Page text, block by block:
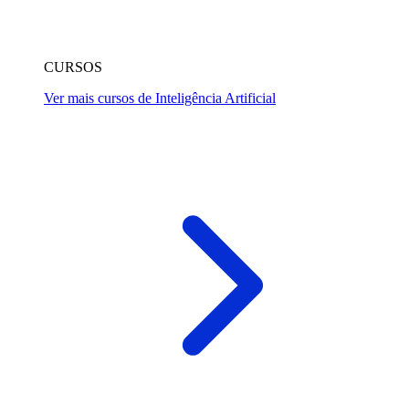
CURSOS
Ver mais cursos de Inteligência Artificial